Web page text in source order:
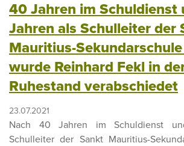
40 Jahren im Schuldienst
Jahren als Schulleiter der
Mauritius-
wurde Reinhard Fekl in
Ruhestand verabschiedet
23.07.2021
Nach 40 Jahren im Schuldienst
Schulleiter der Sankt Mauritius-